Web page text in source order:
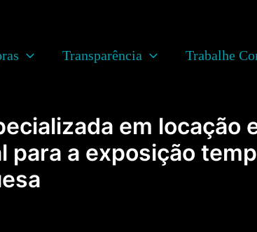
Transparência Trabalhe
em locação
a exposição